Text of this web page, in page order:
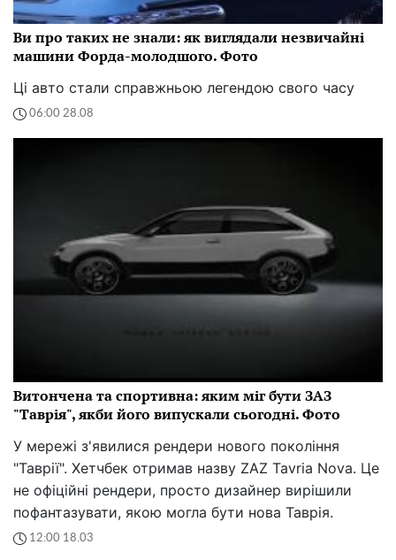
Ви про таких не знали: як виглядали незвичайні
машини Форда-молодшого. Фото
Ці авто стали справжньою легендою свого часу
06:00 28.08
Витончена та спортивна: яким міг бути ЗАЗ
"Таврія", якби його випускали сьогодні. Фото
У мережі з'явилися рендери нового покоління
"Таврії". Хетчбек отримав назву ZAZ Tavria Nova. Це
не офіційні рендери, просто дизайнер вирішили
пофантазувати, якою могла бути нова Таврія.
12:00 18.03